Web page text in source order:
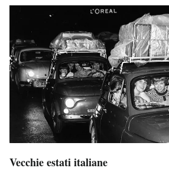
Vecchie estati italiane